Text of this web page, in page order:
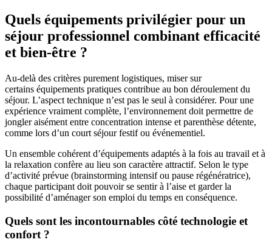
Quels équipements privilégier pour un
séjour professionnel combinant efficacité
et bien-être ?
Au-delà des critères purement logistiques, miser sur
certains équipements pratiques contribue au bon déroulement du
séjour. L’aspect technique n’est pas le seul à considérer. Pour une
expérience vraiment complète, l’environnement doit permettre de
jongler aisément entre concentration intense et parenthèse détente,
comme lors d’un court séjour festif ou événementiel.
Un ensemble cohérent d’équipements adaptés à la fois au travail et à
la relaxation confère au lieu son caractère attractif. Selon le type
d’activité prévue (brainstorming intensif ou pause régénératrice),
chaque participant doit pouvoir se sentir à l’aise et garder la
possibilité d’aménager son emploi du temps en conséquence.
Quels sont les incontournables côté technologie et
confort ?